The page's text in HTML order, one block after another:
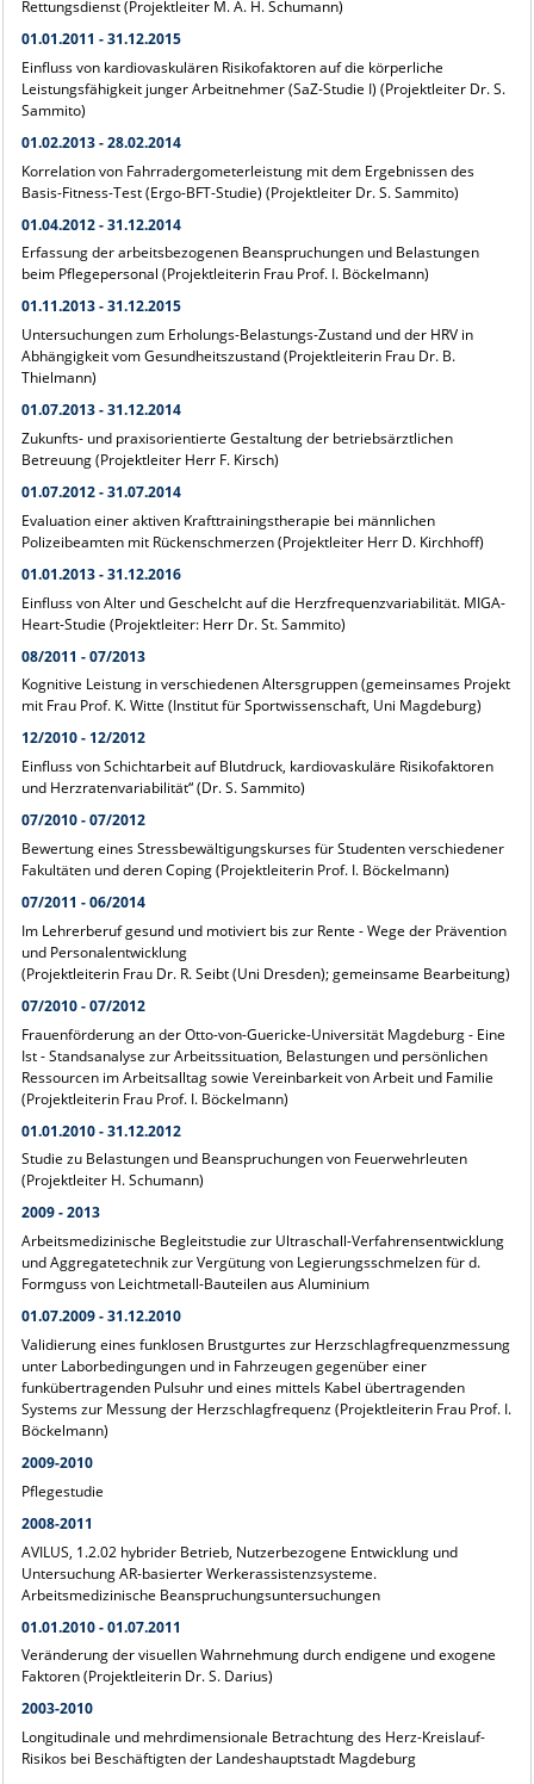
Rettungsdienst (Projektleiter M. A. H. Schumann)
01.01.2011 - 31.12.2015
Einfluss von kardiovaskulären Risikofaktoren auf die körperliche
Leistungsfähigkeit junger Arbeitnehmer (SaZ-Studie I) (Projektleiter Dr. S.
Sammito)
01.02.2013 - 28.02.2014
Korrelation von Fahrradergometerleistung mit dem Ergebnissen des
Basis-Fitness-Test (Ergo-BFT-Studie) (Projektleiter Dr. S. Sammito)
01.04.2012 - 31.12.2014
Erfassung der arbeitsbezogenen Beanspruchungen und Belastungen
beim Pflegepersonal (Projektleiterin Frau Prof. I. Böckelmann)
01.11.2013 - 31.12.2015
Untersuchungen zum Erholungs-Belastungs-Zustand und der HRV in
Abhängigkeit vom Gesundheitszustand (Projektleiterin Frau Dr. B.
Thielmann)
01.07.2013 - 31.12.2014
Zukunfts- und praxisorientierte Gestaltung der betriebsärztlichen
Betreuung (Projektleiter Herr F. Kirsch)
01.07.2012 - 31.07.2014
Evaluation einer aktiven Krafttrainingstherapie bei männlichen
Polizeibeamten mit Rückenschmerzen (Projektleiter Herr D. Kirchhoff)
01.01.2013 - 31.12.2016
Einfluss von Alter und Geschelcht auf die Herzfrequenzvariabilität. MIGA-
Heart-Studie (Projektleiter: Herr Dr. St. Sammito)
08/2011 - 07/2013
Kognitive Leistung in verschiedenen Altersgruppen (gemeinsames Projekt
mit Frau Prof. K. Witte (Institut für Sportwissenschaft, Uni Magdeburg)
12/2010 - 12/2012
Einfluss von Schichtarbeit auf Blutdruck, kardiovaskuläre Risikofaktoren
und Herzratenvariabilität“ (Dr. S. Sammito)
07/2010 - 07/2012
Bewertung eines Stressbewältigungskurses für Studenten verschiedener
Fakultäten und deren Coping (Projektleiterin Prof. I. Böckelmann)
07/2011 - 06/2014
Im Lehrerberuf gesund und motiviert bis zur Rente - Wege der Prävention
und Personalentwicklung
(Projektleiterin Frau Dr. R. Seibt (Uni Dresden); gemeinsame Bearbeitung)
07/2010 - 07/2012
Frauenförderung an der Otto-von-Guericke-Universität Magdeburg - Eine
Ist - Standsanalyse zur Arbeitssituation, Belastungen und persönlichen
Ressourcen im Arbeitsalltag sowie Vereinbarkeit von Arbeit und Familie
(Projektleiterin Frau Prof. I. Böckelmann)
01.01.2010 - 31.12.2012
Studie zu Belastungen und Beanspruchungen von Feuerwehrleuten
(Projektleiter H. Schumann)
2009 - 2013
Arbeitsmedizinische Begleitstudie zur Ultraschall-Verfahrensentwicklung
und Aggregatetechnik zur Vergütung von Legierungsschmelzen für d.
Formguss von Leichtmetall-Bauteilen aus Aluminium
01.07.2009 - 31.12.2010
Validierung eines funklosen Brustgurtes zur Herzschlagfrequenzmessung
unter Laborbedingungen und in Fahrzeugen gegenüber einer
funkübertragenden Pulsuhr und eines mittels Kabel übertragenden
Systems zur Messung der Herzschlagfrequenz (Projektleiterin Frau Prof. I.
Böckelmann)
2009-2010
Pflegestudie
2008-2011
AVILUS, 1.2.02 hybrider Betrieb, Nutzerbezogene Entwicklung und
Untersuchung AR-basierter Werkerassistenzsysteme.
Arbeitsmedizinische Beanspruchungsuntersuchungen
01.01.2010 - 01.07.2011
Veränderung der visuellen Wahrnehmung durch endigene und exogene
Faktoren (Projektleiterin Dr. S. Darius)
2003-2010
Longitudinale und mehrdimensionale Betrachtung des Herz-Kreislauf-
Risikos bei Beschäftigten der Landeshauptstadt Magdeburg